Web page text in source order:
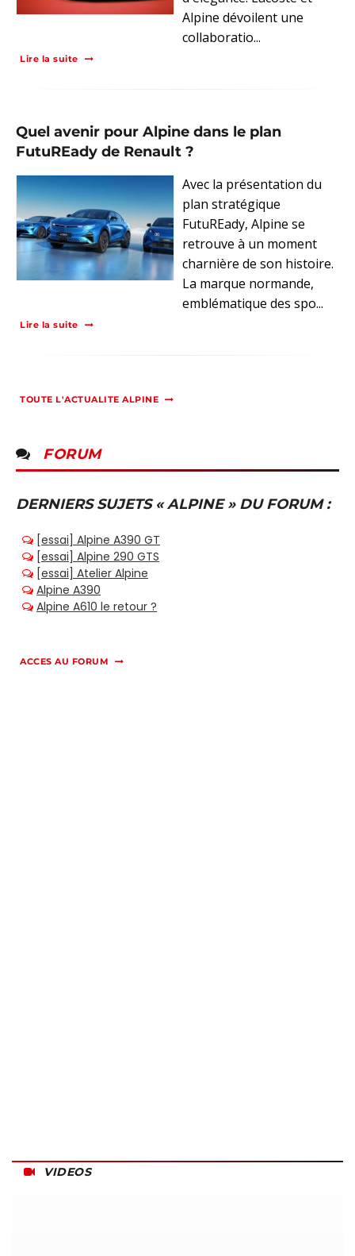
Alpine dévoilent une
collaboratio...
Lire la suite
Quel avenir pour Alpine dans le plan
FutuREady de Renault ?
Avec la présentation du
plan stratégique
FutuREady, Alpine se
retrouve à un moment
charnière de son histoire.
La marque normande,
emblématique des spo...
Lire la suite
TOUTE L'ACTUALITE ALPINE
FORUM
DERNIERS SUJETS « ALPINE » DU FORUM :
ACCES AU FORUM
VIDEOS